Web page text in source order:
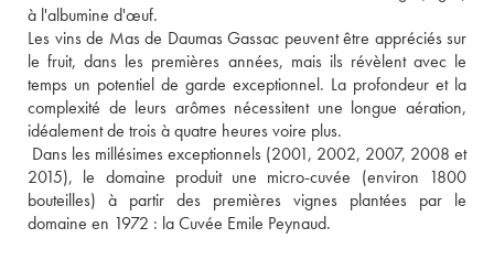
à l'albumine d'œuf.
Les vins de Mas de Daumas Gassac peuvent être appréciés sur
le fruit, dans les premières années, mais ils révèlent avec le
temps un potentiel de garde exceptionnel. La profondeur et la
complexité de leurs arômes nécessitent une longue aération,
idéalement de trois à quatre heures voire plus.
Dans les millésimes exceptionnels (2001, 2002, 2007, 2008 et
2015), le domaine produit une micro-cuvée (environ 1800
bouteilles) à partir des premières vignes plantées par le
domaine en 1972 : la Cuvée Emile Peynaud.